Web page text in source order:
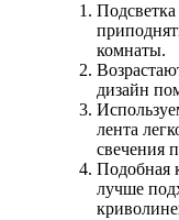
Подсветка
комнаты.
дизайн
лента
свечения
Подобная
лучше